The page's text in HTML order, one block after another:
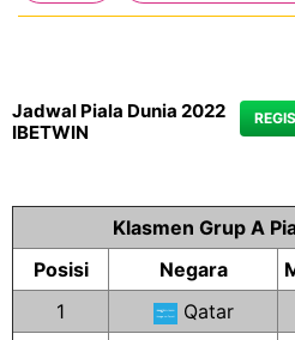
Jadwal Piala Dunia 2022
IBETWIN
Klasmen Grup A
Posisi
Negara
1
Qatar